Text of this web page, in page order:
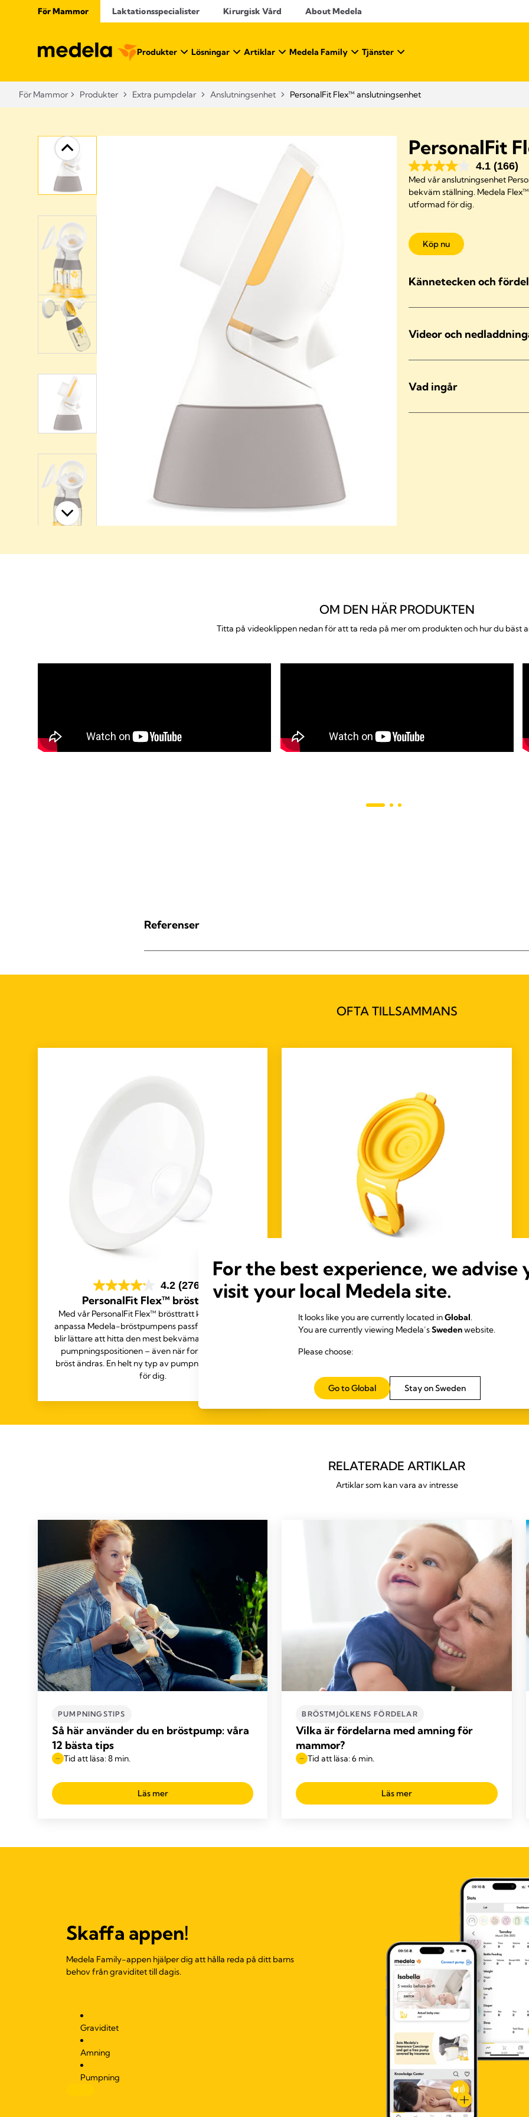
För Mammor Laktationsspecialister Kirurgisk Vård About Medela
Produkter Lösningar Artiklar Medela Family Tjänster
För Mammor Produkter Extra pumpdelar Anslutningsenhet PersonalFit Flex™ anslutningsenhet
PersonalFit
4.1 (166)
Med vår anslutningsenhet
bekväm ställning. Medela
utformad för dig.
Köp nu
Kännetecken och
Videor och
Vad ingår
OM DEN HÄR PRODUKTEN
Titta på videoklippen nedan för att ta reda på mer om produkten och hur du bäst
Referenser
OFTA TILLSAMMANS
4.2 (276)
PersonalFit Flex™ brösttratt
Med vår PersonalFit Flex™ brösttratt kan du enkelt
anpassa Medela-bröstpumpens passform så att det
blir lättare att hitta den mest bekväma och effektiva
pumpningspositionen – även när formen på dina
bröst ändras. En helt ny typ av pumpning, utformad
för dig.
(0)
Hands-free membran
Hands-free membran är extra membran för dina
Medela uppsamlingskupor med handsfree-funktion
RELATERADE ARTIKLAR
Artiklar som kan vara av intresse
PUMPNINGSTIPS
Så här använder du en bröstpump: våra
12 bästa tips
Tid att läsa: 8 min.
Läs mer
BRÖSTMJÖLKENS FÖRDELAR
Vilka är fördelarna med amning för
mammor?
Tid att läsa: 6 min.
Läs mer
Skaffa appen!
Medela Family-appen hjälper dig att hålla reda på ditt barns
behov från graviditet till dagis.
Graviditet
Amning
Pumpning
For the best experience, we advise
visit your local Medela site.
It looks like you are currently located inGlobal.
You are currently viewing Medela’sSwedenwebsite.
Please choose:
Stay on Sweden
Go to Global